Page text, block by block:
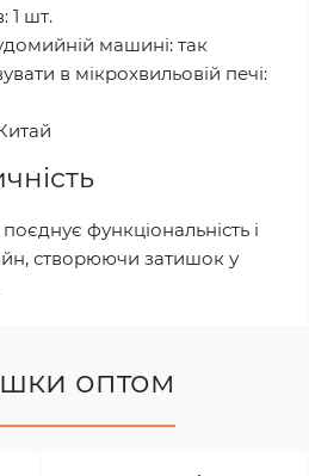
1 шт.
машині: так
в мікрохвильовій печі:
функціональність і
створюючи затишок у
оптом